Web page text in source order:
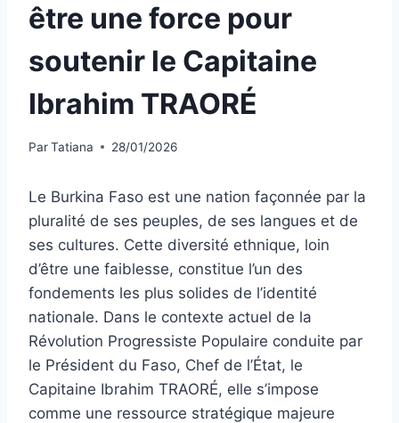
être une force pour
soutenir le Capitaine
Ibrahim TRAORÉ
ParTatiana 28/01/2026
Le Burkina Faso est une nation façonnée par la
pluralité de ses peuples, de ses langues et de
ses cultures. Cette diversité ethnique, loin
d’être une faiblesse, constitue l’un des
fondements les plus solides de l’identité
nationale. Dans le contexte actuel de la
Révolution Progressiste Populaire conduite par
le Président du Faso, Chef de l’État, le
Capitaine Ibrahim TRAORÉ, elle s’impose
comme une ressource stratégique majeure